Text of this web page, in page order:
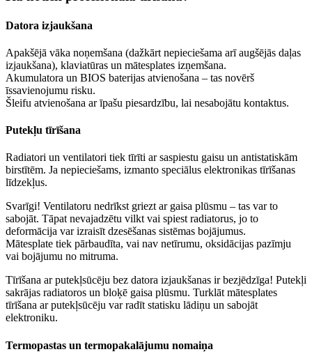
Datora izjaukšana
Apakšējā vāka noņemšana (dažkārt nepieciešama arī augšējās daļas
izjaukšana), klaviatūras un mātesplates izņemšana.
Akumulatora un BIOS baterijas atvienošana – tas novērš
īssavienojumu risku.
Šleifu atvienošana ar īpašu piesardzību, lai nesabojātu kontaktus.
Putekļu tīrīšana
Radiatori un ventilatori tiek tīrīti ar saspiestu gaisu un antistatiskām
birstītēm. Ja nepieciešams, izmanto speciālus elektronikas tīrīšanas
līdzekļus.
Svarīgi! Ventilatoru nedrīkst griezt ar gaisa plūsmu – tas var to
sabojāt. Tāpat nevajadzētu vilkt vai spiest radiatorus, jo to
deformācija var izraisīt dzesēšanas sistēmas bojājumus.
Mātesplate tiek pārbaudīta, vai nav netīrumu, oksidācijas pazīmju
vai bojājumu no mitruma.
Tīrīšana ar putekļsūcēju bez datora izjaukšanas ir bezjēdzīga! Putekļi
sakrājas radiatoros un bloķē gaisa plūsmu. Turklāt mātesplates
tīrīšana ar putekļsūcēju var radīt statisku lādiņu un sabojāt
elektroniku.
Termopastas un termopakalājumu nomaiņa